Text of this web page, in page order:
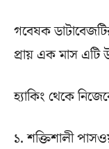
গবেষক
প্রায় এক মাস এটি
হ্যাকিং থেকে
১. শক্তিশালী